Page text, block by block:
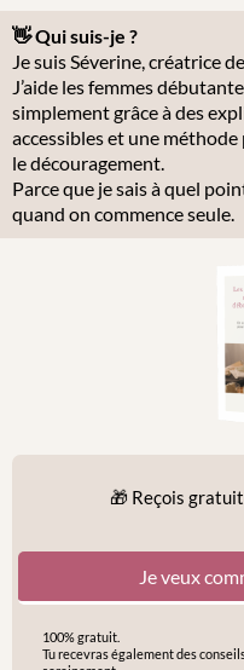
👋 Qui suis-je ?
Je suis Séverine, créatrice
J’aide les femmes
simplement grâce à des
accessibles et une
le découragement.
Parce que je sais à quel
quand on commence seule.
🎁 Reçois
Je veux
100% gratuit.
Tu recevras également des